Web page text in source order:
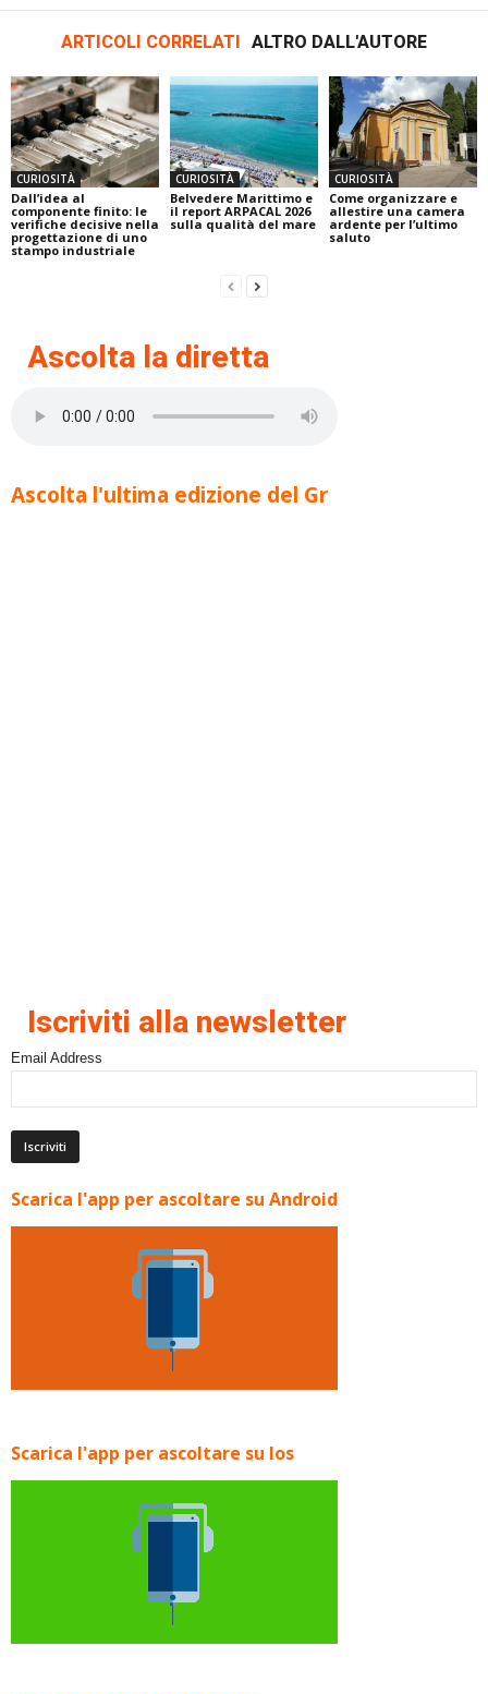
ARTICOLI CORRELATI ALTRO DALL'AUTORE
CURIOSITÀ
Dall’idea al
componente finito: le
verifiche decisive nella
progettazione di uno
stampo industriale
CURIOSITÀ
Belvedere Marittimo e
il report ARPACAL 2026
sulla qualità del mare
CURIOSITÀ
Come organizzare e
allestire una camera
ardente per l’ultimo
saluto
Ascolta la diretta
Ascolta l'ultima edizione del Gr
Iscriviti alla newsletter
Email Address
Scarica l'app per ascoltare su Android
Scarica l'app per ascoltare su Ios